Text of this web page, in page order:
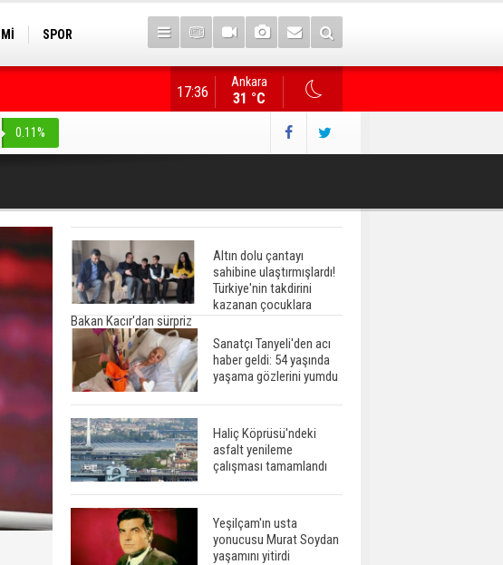
SPOR
Gazete manşetlerinde yeni gün...
Ankara
31 °C
17:36
0.11%
Altın dolu çantayı
sahibine ulaştırmışlardı!
Türkiye'nin takdirini
kazanan çocuklara
Bakan Kacır'dan sürpriz
Sanatçı Tanyeli'den acı
haber geldi: 54 yaşında
yaşama gözlerini yumdu
Haliç Köprüsü'ndeki
asfalt yenileme
çalışması tamamlandı
Yeşilçam'ın usta
yonucusu Murat Soydan
yaşamını yitirdi